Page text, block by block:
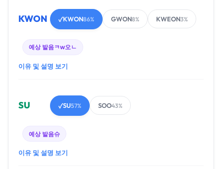
KWON ✓KWON86% GWON8% KWEON3%
예상 발음ㅋw오ㄴ
이유 및 설명 보기
SU ✓SU57% SOO43%
예상 발음슈
이유 및 설명 보기